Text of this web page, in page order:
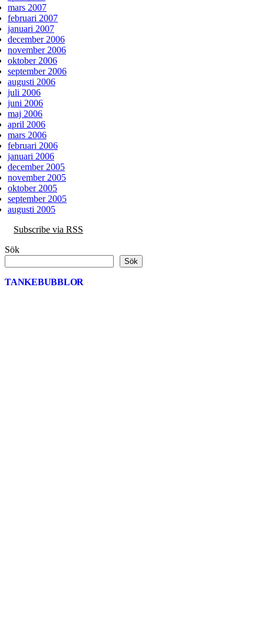
mars 2007
februari 2007
januari 2007
december 2006
november 2006
oktober 2006
september 2006
augusti 2006
juli 2006
juni 2006
maj 2006
april 2006
mars 2006
februari 2006
januari 2006
december 2005
november 2005
oktober 2005
september 2005
augusti 2005
Subscribe via RSS
Sök
Sök
TANKEBUBBLOR